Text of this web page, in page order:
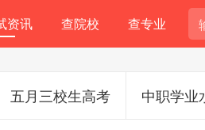
资讯 查院校 查专业
五月三校生高考 中职学业